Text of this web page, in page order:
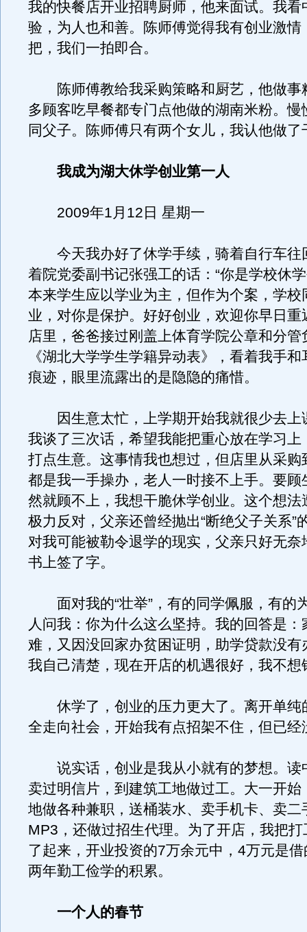
我的快餐店开业招聘厨师，他来面试。我看
验，为人也和善。陈师傅觉得我有创业激情
把，我们一拍即合。
陈师傅教给我采购策略和厨艺，他做事
多顾客吃早餐都专门点他做的湖南米粉。慢
同父子。陈师傅只有两个女儿，我认他做了
我成为湖大休学创业第一人
2009年1月12日 星期一
今天我办好了休学手续，骑着自行车往
着院党委副书记张强工的话：“你是学校休
本来学生应以学业为主，但作为个案，学校
业，对你是保护。好好创业，欢迎你早日重
店里，爸爸接过刚盖上体育学院公章和分管
《湖北大学学生学籍异动表》，看着我手
痕迹，眼里流露出的是隐隐的痛惜。
因生意太忙，上学期开始我就很少去上
我谈了三次话，希望我能把重心放在学习上
打点生意。这事情我也想过，但店里从采购
都是我一手操办，老人一时接不上手。要顾
然就顾不上，我想干脆休学创业。这个想法
极力反对，父亲还曾经抛出“断绝父子关系”
对我可能被勒令退学的现实，父亲只好无奈
书上签了字。
面对我的“壮举”，有的同学佩服，有的
人问我：你为什么这么坚持。我的回答是：
难，又因没回家办贫困证明，助学贷款没有
我自己清楚，现在开店的机遇很好，我不想
休学了，创业的压力更大了。离开单纯
全走向社会，开始我有点招架不住，但已经
说实话，创业是我从小就有的梦想。读
卖过明信片，到建筑工地做过工。大一开始
地做各种兼职，送桶装水、卖手机卡、卖二
MP3，还做过招生代理。为了开店，我把
了起来，开业投资的7万余元中，4万元是
两年勤工俭学的积累。
一个人的春节